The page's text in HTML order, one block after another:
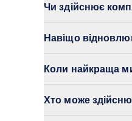
Чи здійснює
Навіщо
Коли найкраща
Хто може